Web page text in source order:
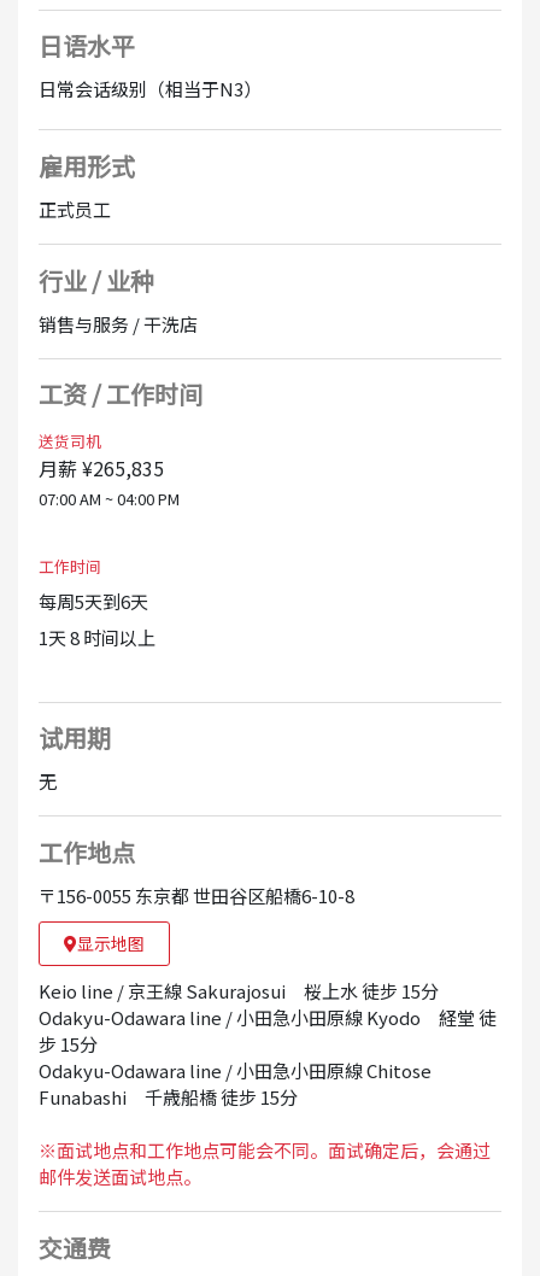
※（包括固定加班费：65,835日元/45小时）
分开支付加班费和加班费
可转正
日语水平
日常会话级别（相当于N3）
雇用形式
正式员工
行业 / 业种
销售与服务 / 干洗店
工资 / 工作时间
送货司机
月薪 ¥265,835
07:00 AM ~ 04:00 PM
工作时间
每周5天到6天
1天 8 时间以上
试用期
无
工作地点
〒156-0055 东京都 世田谷区船橋6-10-8
显示地图
Keio line / 京王線 Sakurajosui 桜上水 徒步 15分
Odakyu-Odawara line / 小田急小田原線 Kyodo 経堂 徒
步 15分
Odakyu-Odawara line / 小田急小田原線 Chitose
Funabashi 千歳船橋 徒步 15分
※面试地点和工作地点可能会不同。面试确定后，会通过
邮件发送面试地点。
交通费